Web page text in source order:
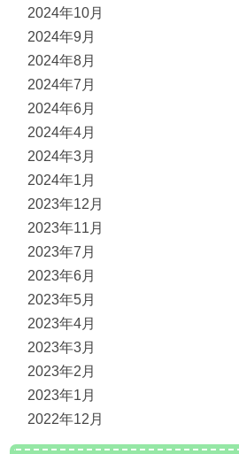
2024年10月
2024年9月
2024年8月
2024年7月
2024年6月
2024年4月
2024年3月
2024年1月
2023年12月
2023年11月
2023年7月
2023年6月
2023年5月
2023年4月
2023年3月
2023年2月
2023年1月
2022年12月